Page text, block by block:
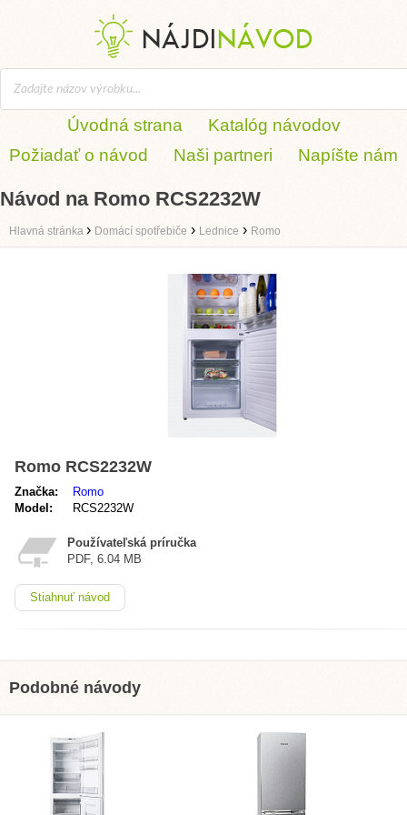
Úvodná strana
Katalóg návodov
Požiadať o návod
Naši partneri Napíšte nám
Návod na Romo RCS2232W
Hlavná stránka › Domácí spotřebiče › Lednice › Romo
Romo RCS2232W
Značka:
Romo
Model:
RCS2232W
Používateľská príručka
PDF, 6.04 MB
Stiahnuť návod
Podobné návody